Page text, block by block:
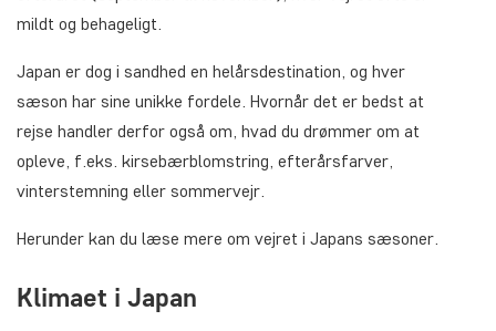
mildt og behageligt.
Japan er dog i sandhed en helårsdestination, og hver
sæson har sine unikke fordele. Hvornår det er bedst at
rejse handler derfor også om, hvad du drømmer om at
opleve, f.eks. kirsebærblomstring, efterårsfarver,
vinterstemning eller sommervejr.
Herunder kan du læse mere om vejret i Japans sæsoner.
Klimaet i Japan